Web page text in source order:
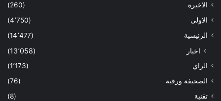
الاخيرة
(260)
الاولى
(4٬750)
الرئيسية
(14٬477)
اخبار (13٬058)
الراي
(1٬173)
الصحيفة ورقية
(76)
تقنية
(8)